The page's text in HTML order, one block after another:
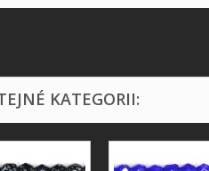
KATEGORII: